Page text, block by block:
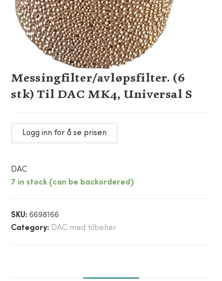
Messingfilter/avløpsfilter. (6
stk) Til DAC MK4, Universal S
Logg inn for å se prisen
DAC
7 in stock (can be backordered)
SKU:6698166
Category: DAC med tilbehør